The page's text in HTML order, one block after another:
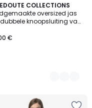
COLLECTIONS
oversized jas
knoopsluiting van
€